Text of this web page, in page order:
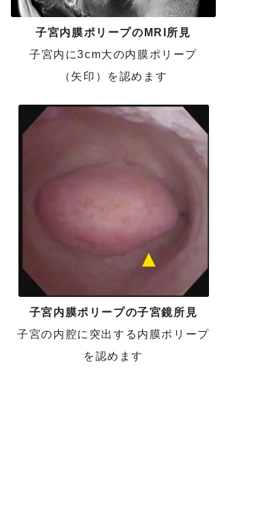
子宮内膜ポリープのMRI所見
子宮内に3cm大の内膜ポリープ
（矢印）を認めます
子宮内膜ポリープの子宮鏡所見
子宮の内腔に突出する内膜ポリープ
を認めます